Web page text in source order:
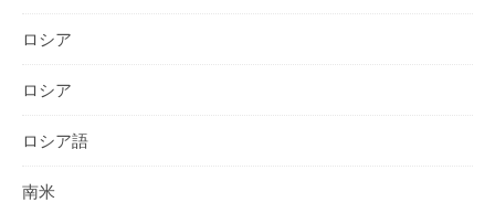
ロシア
ロシア
ロシア語
南米